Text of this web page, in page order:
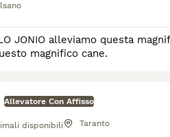
JONIO alleviamo questa
magnifico cane.
Allevatore Con Affisso
disponibili Taranto